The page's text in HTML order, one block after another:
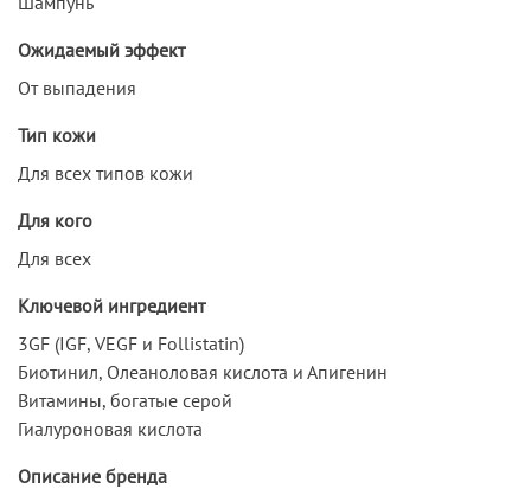
Ожидаемый эффект
От выпадения
Тип кожи
Для всех типов кожи
Для кого
Для всех
Ключевой ингредиент
3GF (IGF, VEGF и Follistatin)
Биотинил, Олеаноловая кислота и Апигенин
Витамины, богатые серой
Гиалуроновая кислота
Описание бренда